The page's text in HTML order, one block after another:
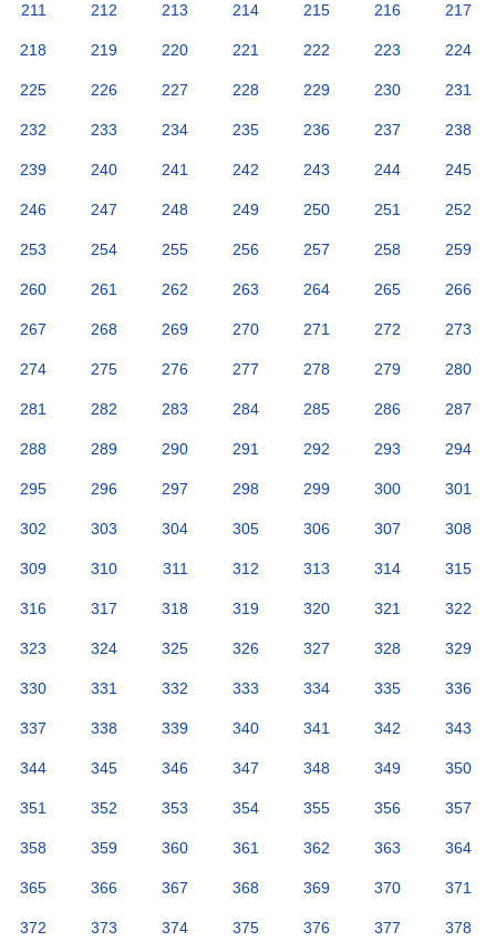
211 212 213 214 215 216 217
218 219 220 221 222 223 224
225 226 227 228 229 230 231
232 233 234 235 236 237 238
239 240 241 242 243 244 245
246 247 248 249 250 251 252
253 254 255 256 257 258 259
260 261 262 263 264 265 266
267 268 269 270 271 272 273
274 275 276 277 278 279 280
281 282 283 284 285 286 287
288 289 290 291 292 293 294
295 296 297 298 299 300 301
302 303 304 305 306 307 308
309 310 311 312 313 314 315
316 317 318 319 320 321 322
323 324 325 326 327 328 329
330 331 332 333 334 335 336
337 338 339 340 341 342 343
344 345 346 347 348 349 350
351 352 353 354 355 356 357
358 359 360 361 362 363 364
365 366 367 368 369 370 371
372 373 374 375 376 377 378